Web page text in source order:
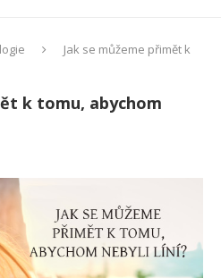
Jak se můžeme přimět k
k tomu, abychom